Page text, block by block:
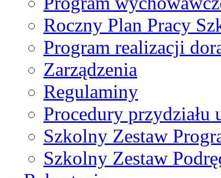
Roczny Plan Pracy
Program realizacji
Zarządzenia
Regulaminy
Procedury
Szkolny Zestaw
Szkolny Zestaw